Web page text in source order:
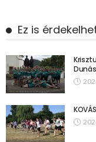
Ez is